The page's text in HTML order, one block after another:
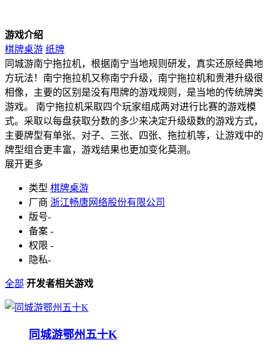
游戏介绍
棋牌桌游 纸牌
同城游南宁拖拉机，根据南宁当地规则研发，真实还原经典地
方玩法！南宁拖拉机又称南宁升级，南宁拖拉机和贵港升级很
相像，主要的区别是没有甩牌的游戏规则，是当地的传统牌类
游戏。 南宁拖拉机采取四个玩家组成两对进行比赛的游戏模
式。采取以每盘获取分数的多少来决定升级级数的游戏方式，
主要牌型有单张、对子、三张、四张、拖拉机等，让游戏中的
牌型组合更丰富，游戏结果也更加变化莫测。
展开更多
类型 棋牌桌游
厂商 浙江畅唐网络股份有限公司
版号-
备案 -
权限 -
隐私-
全部 开发者相关游戏
同城游鄂州五十K